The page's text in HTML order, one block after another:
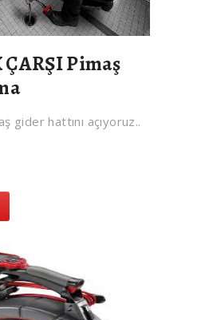
Pimaş
gider hattını açıyoruz..